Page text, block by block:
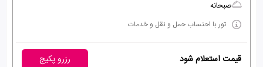
صبحانه
تور با احتساب حمل و نقل و خدمات
قیمت استعلام شود رزرو پکیج